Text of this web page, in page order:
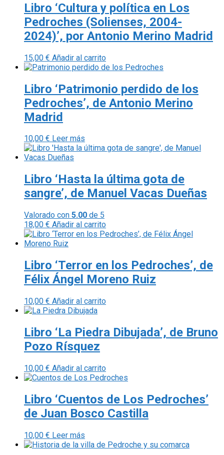
Libro ‘Cultura y política en Los
Pedroches (Solienses, 2004-
2024)’, por Antonio Merino Madrid
15,00 € Añadir al carrito
Libro ‘Patrimonio perdido de los
Pedroches’, de Antonio Merino
Madrid
10,00 € Leer más
Libro ‘Hasta la última gota de
sangre’, de Manuel Vacas Dueñas
Valorado con 5.00 de 5
18,00 € Añadir al carrito
Libro ‘Terror en los Pedroches’, de
Félix Ángel Moreno Ruiz
10,00 € Añadir al carrito
Libro ‘La Piedra Dibujada’, de Bruno
Pozo Rísquez
10,00 € Añadir al carrito
Libro ‘Cuentos de Los Pedroches’
de Juan Bosco Castilla
10,00 € Leer más